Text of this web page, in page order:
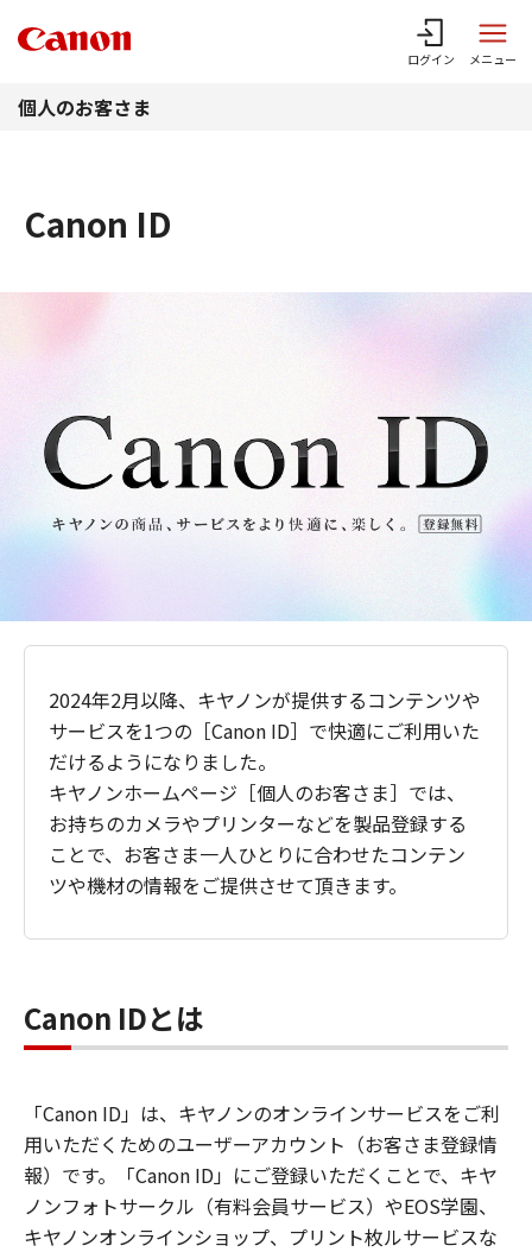
ログイン メニュー
個人のお客さま
Canon ID
2024年2月以降、キヤノンが提供するコンテンツや
サービスを1つの［Canon ID］で快適にご利用いた
だけるようになりました。
キヤノンホームページ［個人のお客さま］では、
お持ちのカメラやプリンターなどを製品登録する
ことで、お客さま一人ひとりに合わせたコンテン
ツや機材の情報をご提供させて頂きます。
Canon IDとは
「Canon ID」は、キヤノンのオンラインサービスをご利
用いただくためのユーザーアカウント（お客さま登録情
報）です。「Canon ID」にご登録いただくことで、キヤ
ノンフォトサークル（有料会員サービス）やEOS学園、
キヤノンオンラインショップ、プリント枚ルサービスな